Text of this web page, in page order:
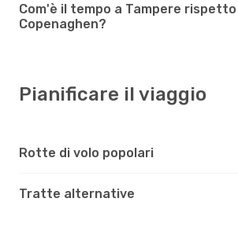
Com'è il tempo a Tampere rispetto
Copenaghen?
Pianificare il viaggio
Rotte di volo popolari
Tratte alternative